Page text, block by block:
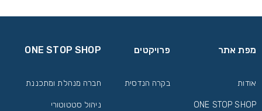
מפת אתר
אודות
ONE STOP SHOP
פרויקטים
בקרה הנדסית
ONE STOP SHOP
חברה מנהלת ומתכננת
ניהול סטטוטורי